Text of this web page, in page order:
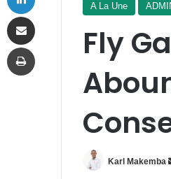
A La Une
Fly
Karl Makemba